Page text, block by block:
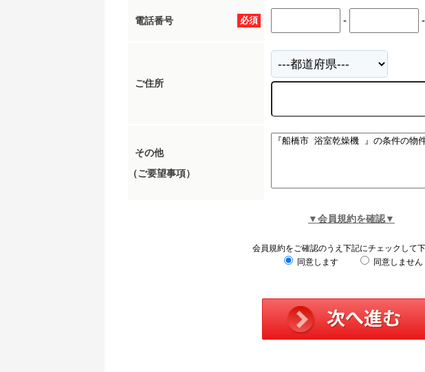
必須
電話番号 - -
ご住所
その他
（ご要望事項）
▼会員規約を確認▼
会員規約をご確認のうえ下記にチェックして下
同意します
同意しません